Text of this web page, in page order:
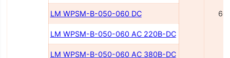
LM WPSM-B-050-060 DC
LM WPSM-B-050-060 AC 220В-DC
LM WPSM-B-050-060 AC 380В-DC